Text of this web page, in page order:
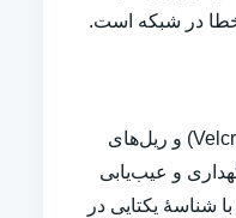
در شبکه است.
نظم دهی با تگ‌گذاری، نرباند (Velcro) و ریل‌های
و عیب‌یابی
شناسهٔ یکتایی در